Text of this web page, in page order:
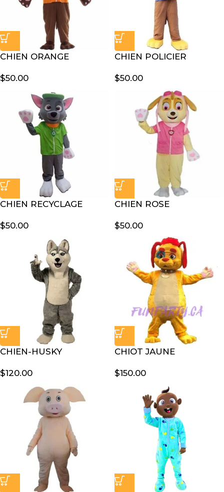
CHIEN ORANGE
$50.00
CHIEN POLICIER
$50.00
CHIEN RECYCLAGE
$50.00
CHIEN ROSE
$50.00
CHIEN-HUSKY
$120.00
CHIOT JAUNE
$150.00